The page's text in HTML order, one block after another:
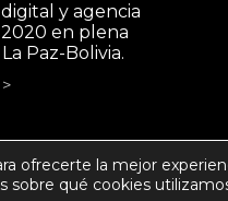
y agencia
en plena
Paz-Bolivia.
Todos los
ofrecerte la mejor
sobre qué cookies